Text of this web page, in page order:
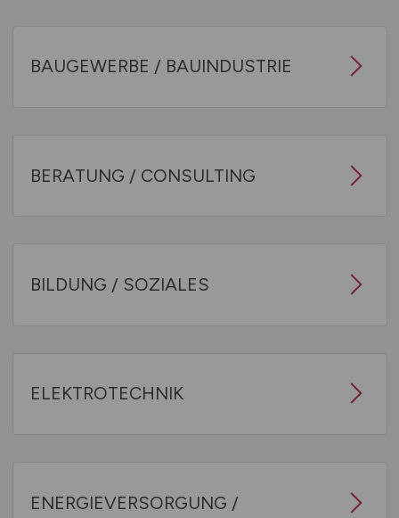
BAUGEWERBE / BAUINDUSTRIE
BERATUNG / CONSULTING
BILDUNG / SOZIALES
ELEKTROTECHNIK
ENERGIEVERSORGUNG /